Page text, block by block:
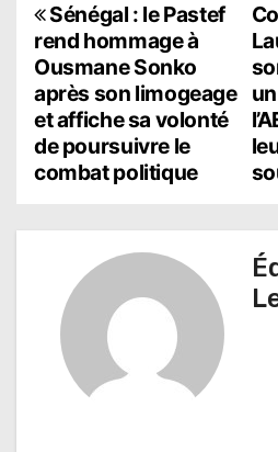
N
a
v
i
g
a
Sénégal : le Pastef
rend hommage à
Ousmane Sonko
après son limogeage
et affiche sa volonté
de poursuivre le
combat politique